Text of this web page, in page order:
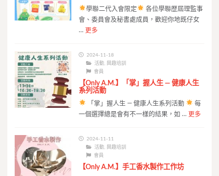
學聯二代入會限定
各位學聯歴屆理監事
會、委員會及秘書處成員，歡迎你地既仔女
… 更多
2024-11-18
活動 ,興趣培訓
會員
【Only A.M.】「掌」握人生 — 健康人生
系列活動
「掌」握人生 — 健康人生系列活動
每
一個選擇總是會有不一樣的結果，如 … 更多
2024-11-11
活動 ,興趣培訓
會員
【Only A.M.】手工香水製作工作坊